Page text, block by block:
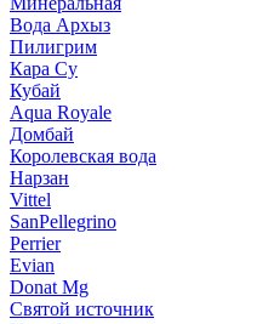
Вода Архыз
Пилигрим
Кара Су
Кубай
Aqua Royale
Домбай
Королевская вода
Нарзан
Vittel
SanPellegrino
Perrier
Evian
Donat Mg
Святой источник